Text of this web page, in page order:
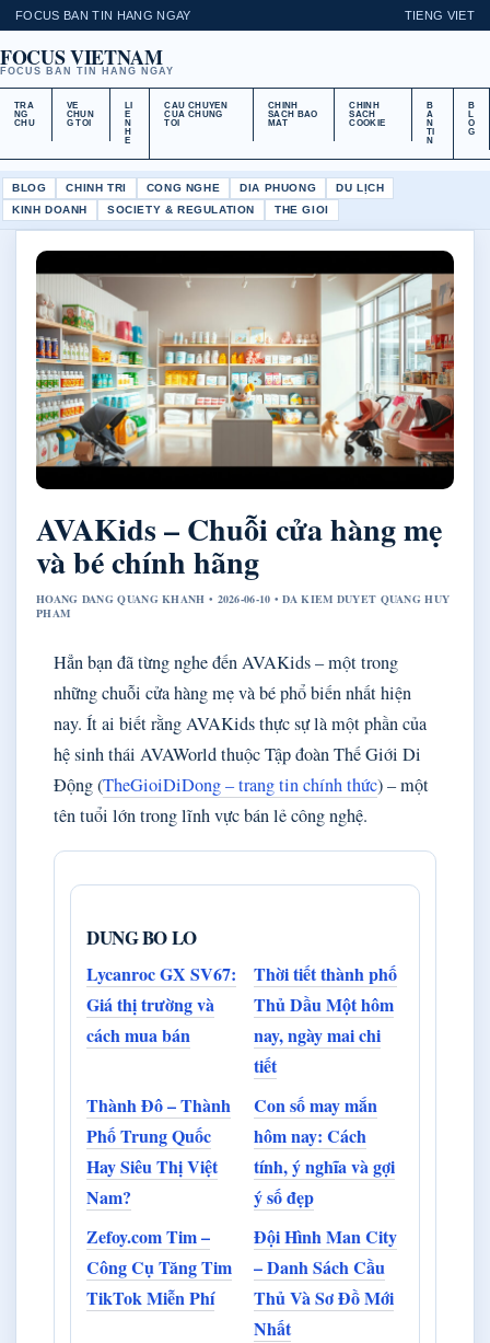
FOCUS BAN TIN HANG NGAY TIENG VIET
FOCUS VIETNAM
FOCUS BAN TIN HANG NGAY
TRA
NG
CHU
VE
CHUN
G TOI
LI
E
N
H
E
CAU CHUYEN
CUA CHUNG
TOI
CHINH
SACH BAO
MAT
CHINH
SACH
COOKIE
B
A
N
TI
N
B
L
O
G
BLOG CHINH TRI CONG NGHE DIA PHUONG
DU LỊCH
KINH DOANH
SOCIETY & REGULATION THE GIOI
AVAKids – Chuỗi cửa hàng mẹ
và bé chính hãng
HOANG DANG QUANG KHANH • 2026-06-10 • DA KIEM DUYET QUANG HUY
PHAM
Hẳn bạn đã từng nghe đến AVAKids – một trong
những chuỗi cửa hàng mẹ và bé phổ biến nhất hiện
nay. Ít ai biết rằng AVAKids thực sự là một phần của
hệ sinh thái AVAWorld thuộc Tập đoàn Thế Giới Di
Động (TheGioiDiDong – trang tin chính thức) – một
tên tuổi lớn trong lĩnh vực bán lẻ công nghệ.
DUNG BO LO
Lycanroc GX SV67:
Giá thị trường và
cách mua bán
Thời tiết thành phố
Thủ Dầu Một hôm
nay, ngày mai chi
tiết
Thành Đô – Thành
Phố Trung Quốc
Hay Siêu Thị Việt
Nam?
Con số may mắn
hôm nay: Cách
tính, ý nghĩa và gợi
ý số đẹp
Zefoy.com Tim –
Công Cụ Tăng Tim
TikTok Miễn Phí
Đội Hình Man City
– Danh Sách Cầu
Thủ Và Sơ Đồ Mới
Nhất